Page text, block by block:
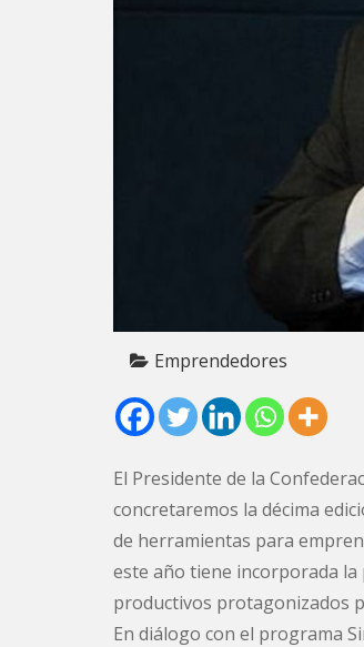
Emprendedores
El Presidente de la
concretaremos la décima
de herramientas para
este año tiene incorporada
productivos protagonizados
En diálogo con el programa